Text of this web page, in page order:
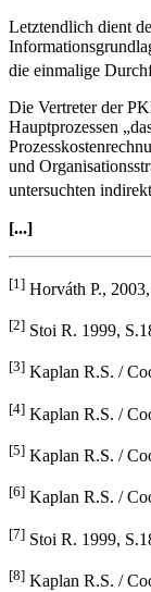
Letztendlich dient
die einmalige
Die Vertreter der
Hauptprozessen
und
untersuchten
[...]
[1] Horváth P.,
[2] Stoi R. 1999,
[3] Kaplan R.S. /
[4] Kaplan R.S. /
[5] Kaplan R.S. /
[6] Kaplan R.S. /
[7] Stoi R. 1999,
[8] Kaplan R.S. /